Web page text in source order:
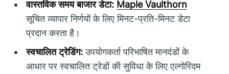
वास्तविक समय बाजार डेटा: Maple Vaulthorn
सूचित व्यापार निर्णयों के लिए मिनट-प्रति-मिनट डेटा
प्रदान करता है।
स्वचालित ट्रेडिंग:उपयोगकर्ता परिभाषित मानदंडों के
आधार पर स्वचालित ट्रेडों की सुविधा के लिए एल्गोरिदम